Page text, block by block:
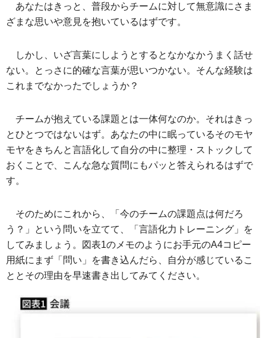
あなたはきっと、普段からチームに対して無意識にさま
ざまな思いや意見を抱いているはずです。
しかし、いざ言葉にしようとするとなかなかうまく話せ
ない。とっさに的確な言葉が思いつかない。そんな経験は
これまでなかったでしょうか？
チームが抱えている課題とは一体何なのか。それはきっ
とひとつではないはず。あなたの中に眠っているそのモヤ
モヤをきちんと言語化して自分の中に整理・ストックして
おくことで、こんな急な質問にもパッと答えられるはずで
す。
そのためにこれから、「今のチームの課題点は何だろ
う？」という問いを立てて、「言語化力トレーニング」を
してみましょう。図表1のメモのようにお手元のA4コピー
用紙にまず「問い」を書き込んだら、自分が感じているこ
ととその理由を早速書き出してみてください。